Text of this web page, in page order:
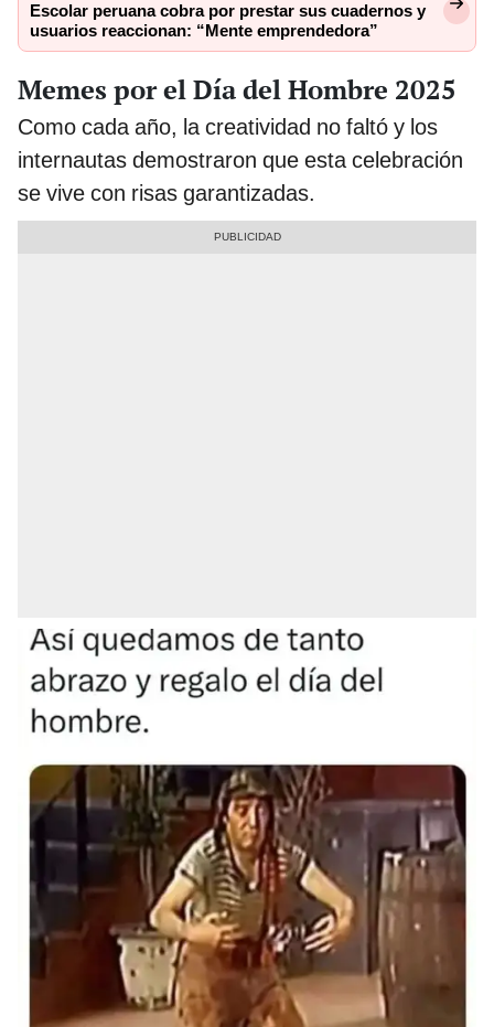
Escolar peruana cobra por prestar sus cuadernos y
usuarios reaccionan: “Mente emprendedora”
Memes por el Día del Hombre 2025
Como cada año, la creatividad no faltó y los
internautas demostraron que esta celebración
se vive con risas garantizadas.